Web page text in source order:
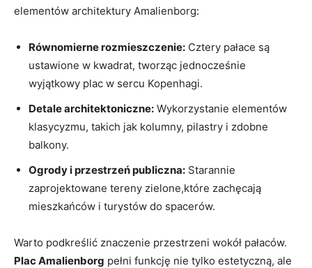
elementów⁢ architektury Amalienborg:
Równomierne rozmieszczenie: Cztery pałace są
ustawione w ⁢kwadrat, ⁢tworząc jednocześnie
wyjątkowy plac ‌w sercu Kopenhagi.
Detale architektoniczne: Wykorzystanie elementów
klasycyzmu, takich jak​ kolumny, ⁣pilastry i ‌zdobne
balkony.
Ogrody i ‌przestrzeń publiczna: Starannie
zaprojektowane tereny zielone,które zachęcają
mieszkańców i turystów ⁤do ⁢spacerów.
Warto ‌podkreślić znaczenie⁢ przestrzeni wokół pałaców.
Plac Amalienborg pełni ​funkcję nie tylko ‌estetyczną, ale